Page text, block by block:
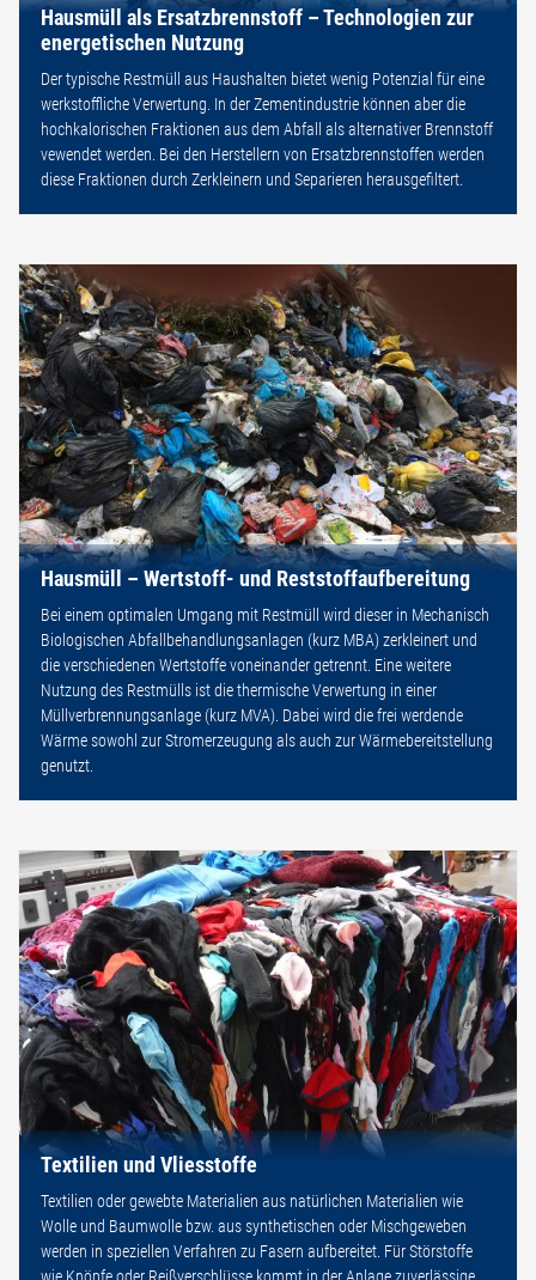
Hausmüll als Ersatzbrennstoff – Technologien zur
energetischen Nutzung
Der typische Restmüll aus Haushalten bietet wenig Potenzial für eine
werkstoffliche Verwertung. In der Zementindustrie können aber die
hochkalorischen Fraktionen aus dem Abfall als alternativer Brennstoff
vewendet werden. Bei den Herstellern von Ersatzbrennstoffen werden
diese Fraktionen durch Zerkleinern und Separieren herausgefiltert.
Hausmüll – Wertstoff- und Reststoffaufbereitung
Bei einem optimalen Umgang mit Restmüll wird dieser in Mechanisch
Biologischen Abfallbehandlungsanlagen (kurz MBA) zerkleinert und
die verschiedenen Wertstoffe voneinander getrennt. Eine weitere
Nutzung des Restmülls ist die thermische Verwertung in einer
Müllverbrennungsanlage (kurz MVA). Dabei wird die frei werdende
Wärme sowohl zur Stromerzeugung als auch zur Wärmebereitstellung
genutzt.
Textilien und Vliesstoffe
Textilien oder gewebte Materialien aus natürlichen Materialien wie
Wolle und Baumwolle bzw. aus synthetischen oder Mischgeweben
werden in speziellen Verfahren zu Fasern aufbereitet. Für Störstoffe